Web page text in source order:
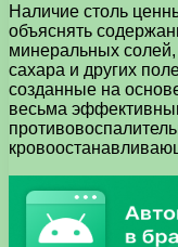
Наличие столь
объяснять
минеральных
сахара и других
созданные на
весьма